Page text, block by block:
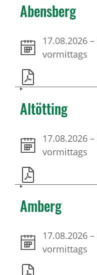
Abensberg
17.08.2026 –
vormittags
Altötting
17.08.2026 –
vormittags
Amberg
17.08.2026 –
vormittags